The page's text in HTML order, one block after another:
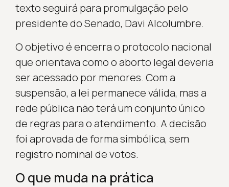
texto seguirá para promulgação pelo
presidente do Senado, Davi Alcolumbre.
O objetivo é encerra o protocolo nacional
que orientava como o aborto legal deveria
ser acessado por menores. Com a
suspensão, a lei permanece válida, mas a
rede pública não terá um conjunto único
de regras para o atendimento. A decisão
foi aprovada de forma simbólica, sem
registro nominal de votos.
O que muda na prática